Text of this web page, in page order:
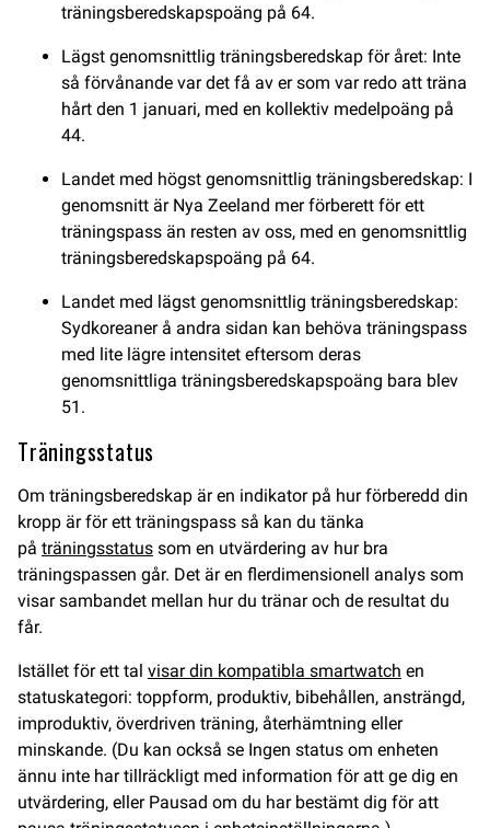
träningsberedskapspoäng på 64.
Lägst genomsnittlig träningsberedskap för året: Inte
så förvånande var det få av er som var redo att träna
hårt den 1 januari, med en kollektiv medelpoäng på
44.
Landet med högst genomsnittlig träningsberedskap: I
genomsnitt är Nya Zeeland mer förberett för ett
träningspass än resten av oss, med en genomsnittlig
träningsberedskapspoäng på 64.
Landet med lägst genomsnittlig träningsberedskap:
Sydkoreaner å andra sidan kan behöva träningspass
med lite lägre intensitet eftersom deras
genomsnittliga träningsberedskapspoäng bara blev
51.
Träningsstatus
Om träningsberedskap är en indikator på hur förberedd din
kropp är för ett träningspass så kan du tänka
på träningsstatus som en utvärdering av hur bra
träningspassen går. Det är en flerdimensionell analys som
visar sambandet mellan hur du tränar och de resultat du
får.
Istället för ett tal visar din kompatibla smartwatch en
statuskategori: toppform, produktiv, bibehållen, ansträngd,
improduktiv, överdriven träning, återhämtning eller
minskande. (Du kan också se Ingen status om enheten
ännu inte har tillräckligt med information för att ge dig en
utvärdering, eller Pausad om du har bestämt dig för att